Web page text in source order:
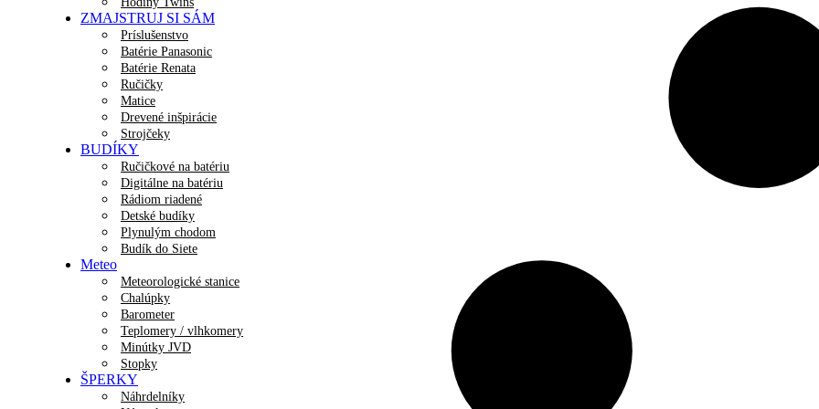
ZMAJSTRUJ SI SÁM
Príslušenstvo
Batérie Panasonic
Batérie Renata
Ručičky
Matice
Drevené inšpirácie
Strojčeky
BUDÍKY
Ručičkové na batériu
Digitálne na batériu
Rádiom riadené
Detské budíky
Plynulým chodom
Budík do Siete
Meteo
Meteorologické stanice
Chalúpky
Barometer
Teplomery / vlhkomery
Minútky JVD
Stopky
ŠPERKY
Náhrdelníky